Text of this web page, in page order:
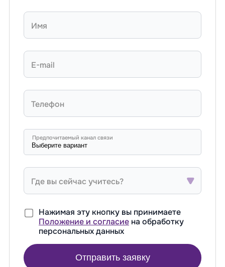
Имя
E-mail
Телефон
Предпочитаемый канал связи
Где вы сейчас учитесь?
Нажимая эту кнопку вы принимаете
Положение и согласие на обработку
персональных данных
Отправить заявку